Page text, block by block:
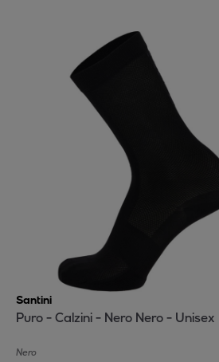
Santini
Puro - Calzini - Nero Nero - Unisex
Nero